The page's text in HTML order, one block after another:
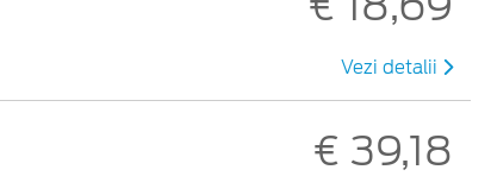
Vezi detalii
€ 39,18